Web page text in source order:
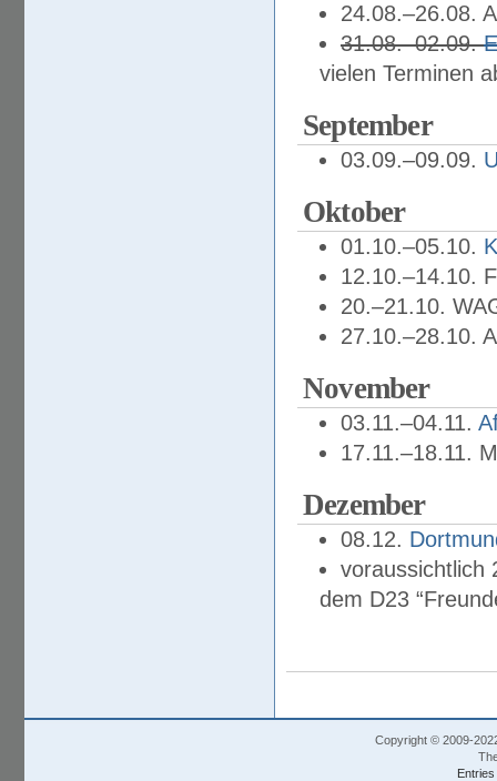
24.08.–26.08.
31.08.–02.09.
vielen Terminen
September
03.09.–09.09.
Oktober
01.10.–05.10.
12.10.–14.10.
20.–21.10.
27.10.–28.10.
November
03.11.–04.11.
17.11.–18.11.
Dezember
08.12.
voraussichtlich
dem D23
Copyright © 2009-